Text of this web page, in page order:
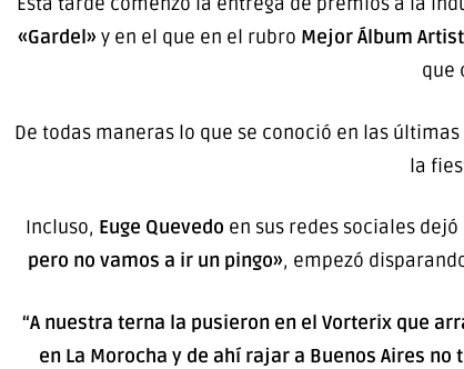
«Gardel»y en el que en el rubro Mejor Álbum
que
De todas maneras lo que se conoció en las
la
Incluso, Euge Quevedo en sus redes sociales
pero no vamos a ir un pingo», empezó
“A nuestra terna la pusieron en el Vorterix que
en La Morocha y de ahí rajar a Buenos Aires